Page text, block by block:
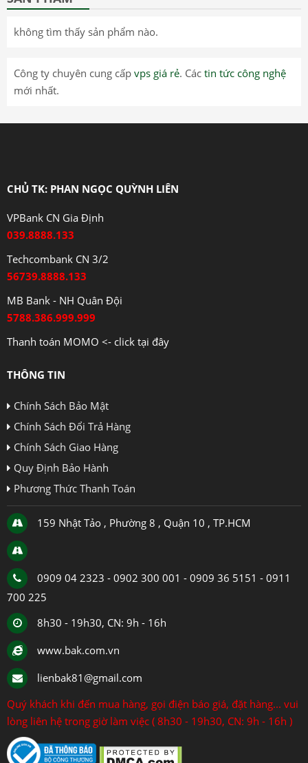
không tìm thấy sản phẩm nào.
Công ty chuyên cung cấp vps giá rẻ. Các tin tức công nghệ
mới nhất.
CHỦ TK: PHAN NGỌC QUỲNH LIÊN
VPBank CN Gia Định
039.8888.133
Techcombank CN 3/2
56739.8888.133
MB Bank - NH Quân Đội
5788.386.999.999
Thanh toán MOMO <- click tại đây
THÔNG TIN
Chính Sách Bảo Mật
Chính Sách Đổi Trả Hàng
Chính Sách Giao Hàng
Quy Định Bảo Hành
Phương Thức Thanh Toán
159 Nhật Tảo , Phường 8 , Quận 10 , TP.HCM
0909 04 2323 - 0902 300 001 - 0909 36 5151 - 0911
700 225
8h30 - 19h30, CN: 9h - 16h
www.bak.com.vn
lienbak81@gmail.com
Quý khách khi đến mua hàng, gọi điện báo giá, đặt hàng... vui
lòng liên hệ trong giờ làm việc ( 8h30 - 19h30, CN: 9h - 16h )